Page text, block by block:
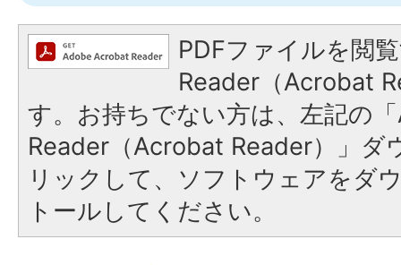
PDFファイルを閲
Reader（Acrobat
す。お持ちでない方は、左記の
Reader（Acrobat Reader）」ダ
リックして、ソフトウェアをダ
トールしてください。